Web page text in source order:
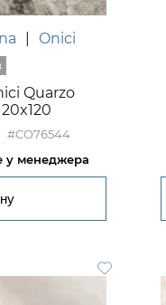
Onici
Quarzo
#CO76544